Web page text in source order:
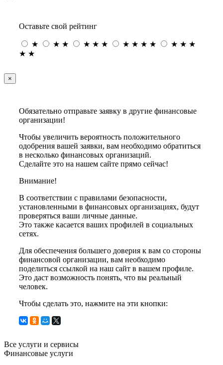
Оставьте свой рейтинг
★ ★ ★ ★ ★ ★ ★ ★ ★ ★ ★ ★ ★
★ ★
×
Обязательно отправьте заявку в другие финансовые
организации!
Чтобы увеличить вероятность положительного
одобрения вашей заявки, вам необходимо обратиться
в несколько финансовых организаций.
Сделайте это на нашем сайте прямо сейчас!
Внимание!
В соответствии с правилами безопасности,
установленными в финансовых организациях, будут
проверяться ваши личные данные.
Это также касается ваших профилей в социальных
сетях.
Для обеспечения большего доверия к вам со стороны
финансовой организации, вам необходимо
поделиться ссылкой на наш сайт в вашем профиле.
Это даст возможность понять, что вы реальный
человек.
Чтобы сделать это, нажмите на эти кнопки:
Все услуги и сервисы
Финансовые услуги